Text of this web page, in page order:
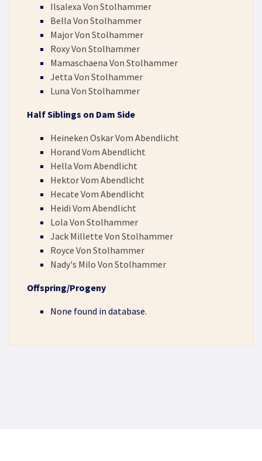
Ilsalexa Von Stolhammer
Bella Von Stolhammer
Major Von Stolhammer
Roxy Von Stolhammer
Mamaschaena Von Stolhammer
Jetta Von Stolhammer
Luna Von Stolhammer
Half Siblings on Dam Side
Heineken Oskar Vom Abendlicht
Horand Vom Abendlicht
Hella Vom Abendlicht
Hektor Vom Abendlicht
Hecate Vom Abendlicht
Heidi Vom Abendlicht
Lola Von Stolhammer
Jack Millette Von Stolhammer
Royce Von Stolhammer
Nady's Milo Von Stolhammer
Offspring/Progeny
None found in database.